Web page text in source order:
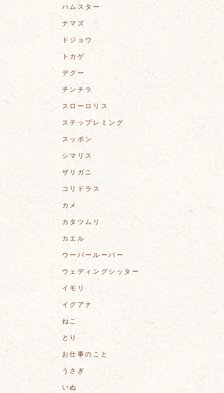
ハムスター
ナマズ
ドジョウ
トカゲ
デグー
チンチラ
スローロリス
ステップレミング
スッポン
シマリス
ザリガニ
コリドラス
カメ
カタツムリ
カエル
ウーパールーパー
ウェディングシッター
イモリ
イグアナ
ねこ
とり
お仕事のこと
うさぎ
いぬ